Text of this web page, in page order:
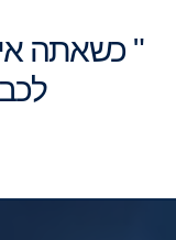
" כשאתה